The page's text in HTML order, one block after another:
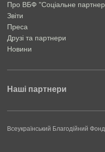
Про ВБФ "Соціальне
Звіти
Преса
Друзі та партнери
Новини
Наші партнери
Всеукраїнський Благодійний